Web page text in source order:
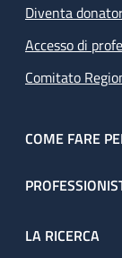
Diventa
Accesso di
Comitato
COME FARE
LA RICERCA